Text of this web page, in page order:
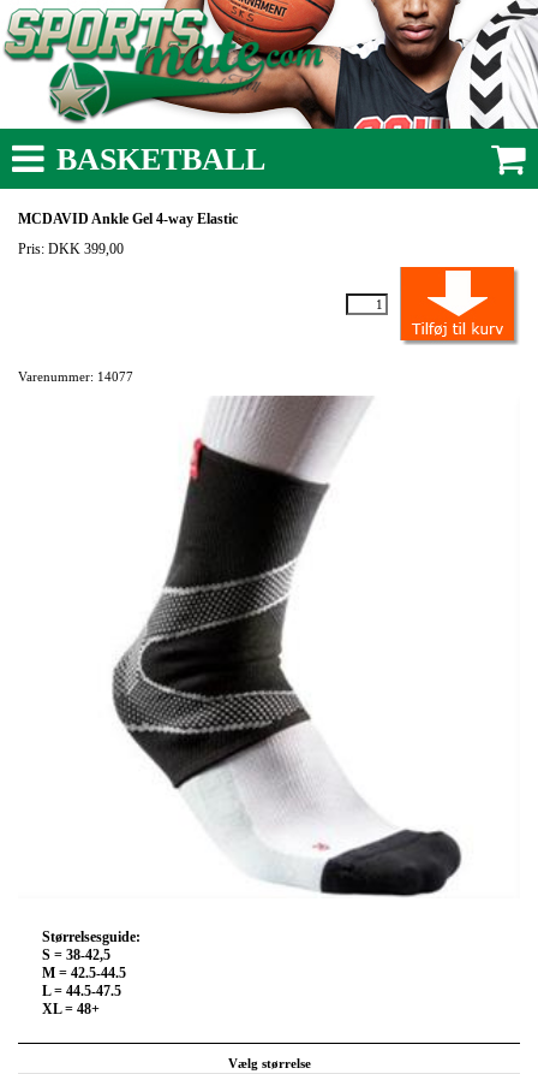
BASKETBALL
MCDAVID Ankle Gel 4-way Elastic
Pris: DKK 399,00
Varenummer: 14077
Størrelsesguide:
S = 38-42,5
M = 42.5-44.5
L = 44.5-47.5
XL = 48+
Vælg størrelse